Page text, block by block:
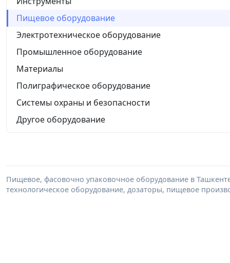
Пищевое оборудование
Электротехническое оборудование
Промышленное оборудование
Материалы
Полиграфическое оборудование
Системы охраны и безопасности
Другое оборудование
Пищевое, фасовочно упаковочное оборудование в
технологическое оборудование, дозаторы, пищевое